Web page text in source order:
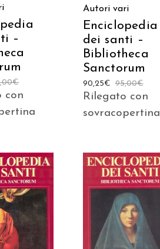
–
€
con
Autori vari
Enciclopedia
dei santi –
Bibliotheca
Sanctorum
95,00€
90,25€
Rilegato con
sovracopertina
AL AGGIUNGI AL
CARRELLO